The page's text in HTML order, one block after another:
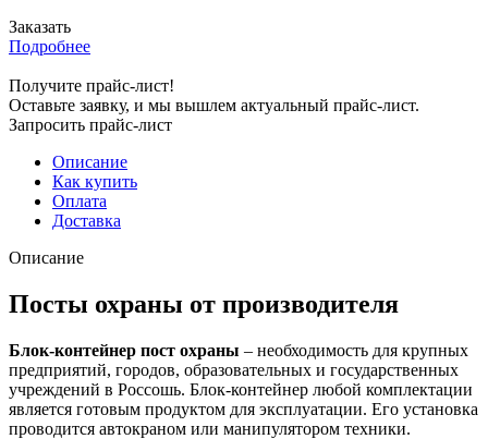
Заказать
Подробнее
Получите прайс-лист!
Оставьте заявку, и мы вышлем актуальный прайс-лист.
Запросить прайс-лист
Описание
Как купить
Оплата
Доставка
Описание
Посты охраны от производителя
Блок-контейнер пост охраны – необходимость для крупных
предприятий, городов, образовательных и государственных
учреждений в Россошь. Блок-контейнер любой комплектации
является готовым продуктом для эксплуатации. Его установка
проводится автокраном или манипулятором техники.